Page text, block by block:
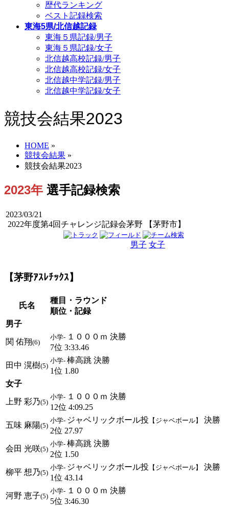
歴代ランキング
ベスト記録検索
東海5県/北信越記録
東海５県記録/男子
東海５県記録/女子
北信越高校記録/男子
北信越高校記録/女子
北信越中学記録/男子
北信越中学記録/女子
競技会結果2023
HOME »
競技会結果 »
競技会結果2023
2023年 選手記録検索
2023/03/21
2022年度第4回チャレンジ記録会茅野 【茅野市】
男子 女子
【茅野ｱｽﾚﾁｯｸｽ】
氏名
種目・ラウンド
順位・記録
男子
関 佑翔(6)
小学- １０００ｍ 決勝
7位 3:33.46
田中 滉樹(5)
小学- 棒高跳 決勝
1位 1.80
女子
上野 彩乃(5)
小学- １０００ｍ 決勝
12位 4:09.25
五味 麻陽(5)
小学- ジャベリックボール投 【ジャベボール】
決勝
2位 27.97
会田 光咲(5)
小学- 棒高跳 決勝
2位 1.50
柳平 想乃(5)
小学- ジャベリックボール投 【ジャベボール】
決勝
1位 43.14
河野 恵子(5)
小学- １０００ｍ 決勝
5位 3:46.30